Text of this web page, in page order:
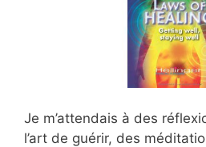
Je m’attendais à des
l’art de guérir, des